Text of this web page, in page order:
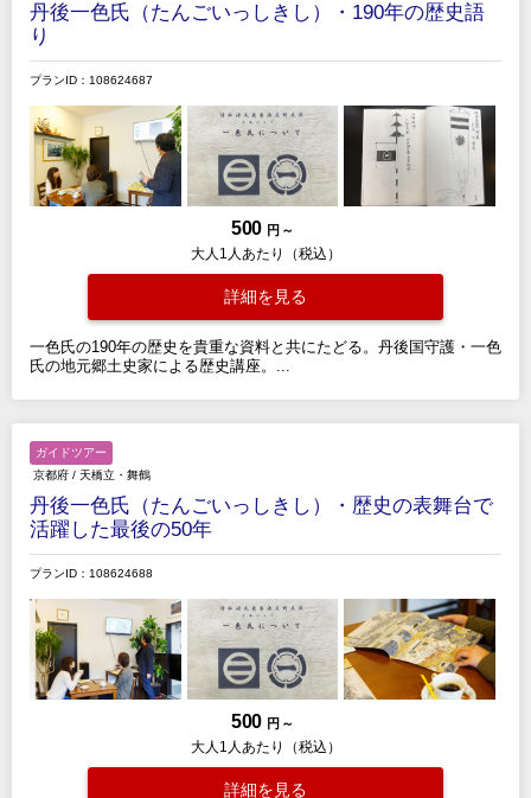
丹後一色氏（たんごいっしきし）・190年の歴史語
り
プランID：108624687
500 円 ～
大人1人あたり（税込）
詳細を見る
一色氏の190年の歴史を貴重な資料と共にたどる。丹後国守護・一色
氏の地元郷土史家による歴史講座。...
ガイドツアー
京都府 / 天橋立・舞鶴
丹後一色氏（たんごいっしきし）・歴史の表舞台で
活躍した最後の50年
プランID：108624688
500 円 ～
大人1人あたり（税込）
詳細を見る